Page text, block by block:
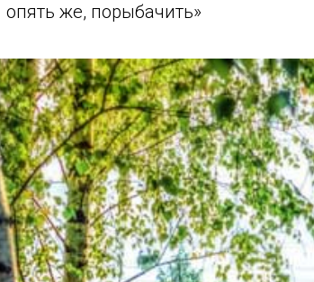
опять же, порыбачить»